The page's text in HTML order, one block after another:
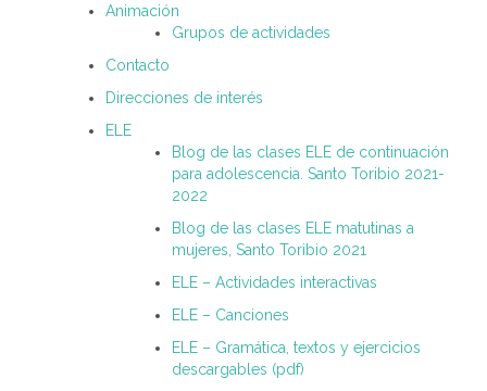
Animación
Grupos de actividades
Contacto
Direcciones de interés
ELE
Blog de las clases ELE de continuación
para adolescencia. Santo Toribio 2021-
2022
Blog de las clases ELE matutinas a
mujeres, Santo Toribio 2021
ELE – Actividades interactivas
ELE – Canciones
ELE – Gramática, textos y ejercicios
descargables (pdf)